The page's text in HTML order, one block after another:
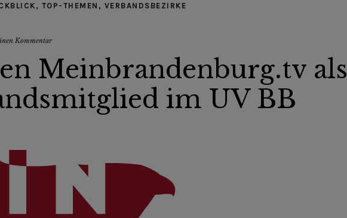
, TOP-THEMEN , VERBANDSBEZIRKE
Kommentar
Meinbrandenburg.tv als
im UV BB